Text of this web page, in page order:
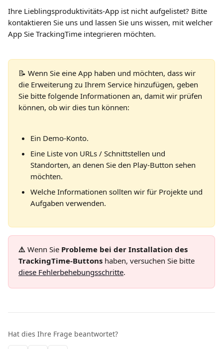
Ihre Lieblingsproduktivitäts-App ist nicht aufgelistet? Bitte
kontaktieren Sie uns und lassen Sie uns wissen, mit welcher
App Sie TrackingTime integrieren möchten.
📝 Wenn Sie eine App haben und möchten, dass wir
die Erweiterung zu Ihrem Service hinzufügen, geben
Sie bitte folgende Informationen an, damit wir prüfen
können, ob wir dies tun können:
Ein Demo-Konto.
Eine Liste von URLs / Schnittstellen und
Standorten, an denen Sie den Play-Button sehen
möchten.
Welche Informationen sollten wir für Projekte und
Aufgaben verwenden.
⚠️ Wenn Sie Probleme bei der Installation des
TrackingTime-Buttons haben, versuchen Sie bitte
diese Fehlerbehebungsschritte.
Hat dies Ihre Frage beantwortet?